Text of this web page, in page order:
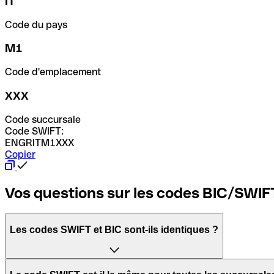
Code du pays
M1
Code d'emplacement
XXX
Code succursale
Code SWIFT:
ENGRITM1XXX
Copier
Vos questions sur les codes BIC/
Les codes SWIFT et BIC sont-ils identiques ?